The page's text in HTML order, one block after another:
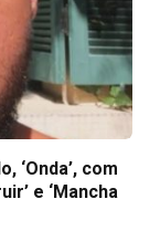
‘Onda’, com
e ‘Mancha